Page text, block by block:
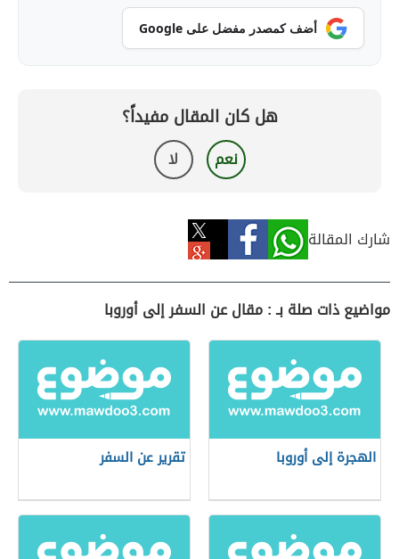
أضف كمصدر مفضل على Google
هل كان المقال مفيداً؟
نعم لا
شارك المقالة
مواضيع ذات صلة بـ : مقال عن السفر إلى أوروبا
الهجرة إلى أوروبا تقرير عن السفر